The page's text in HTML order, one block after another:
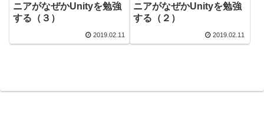
ニアがなぜかUnityを勉強
する（３）
2019.02.11
ニアがなぜかUnityを勉強
する（２）
2019.02.11